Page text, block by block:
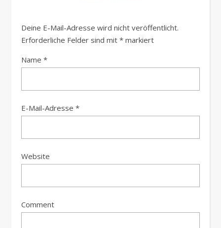
Deine E-Mail-Adresse wird nicht veröffentlicht.
Erforderliche Felder sind mit * markiert
Name *
E-Mail-Adresse *
Website
Comment